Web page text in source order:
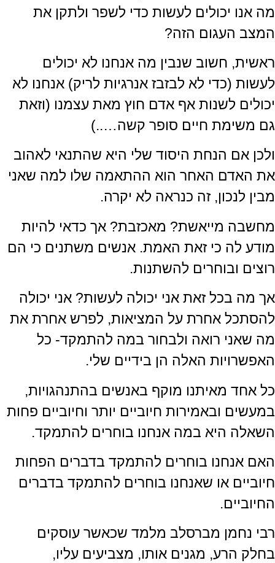
מה אנו יכולים לעשות כדי לשפר ולתקן את
המצב העגום הזה?
ראשית, חשוב שנבין מה אנחנו לא יכולים
לעשות (כדי לא לבזבז אנרגיות לריק) אנחנו לא
יכולים לשנות אף אדם חוץ מאת עצמנו (וזאת
גם משימת חיים סופר קשה…..)
ולכן אם הנחת היסוד שלי היא שהתנאי לאהוב
את האדם האחר הוא ההתאמה שלו למה שאני
מבין לנכון, זה כנראה לא יקרה.
מחשבה מייאשת? מאכזבת? אך כדאי להיות
מודע לה כי זאת האמת. אנשים משתנים כי הם
רוצים ובוחרים להשתנות.
אך מה בכל זאת אני יכולה לעשות? אני יכולה
להסתכל אחרת על המציאות, לפרש אחרת את
מה שאני רואה ולבחור במה להתמקד- כל
האפשרויות האלה הן בידיים שלי.
כל אחד מאיתנו מוקף באנשים בהתנהגויות,
במעשים ובאמירות חיוביים יותר וחיוביים פחות
השאלה היא במה אנחנו בוחרים להתמקד.
האם אנחנו בוחרים להתמקד בדברים הפחות
חיוביים או שאנחנו בוחרים להתמקד בדברים
החיוביים.
רבי נחמן מברסלב מלמד שכאשר עוסקים
בחלק הרע, מגנים אותו, מצביעים עליו,